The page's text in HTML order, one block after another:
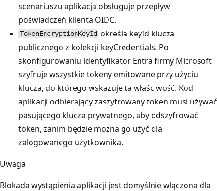
scenariuszu aplikacja obsługuje przepływ
poświadczeń klienta OIDC.
TokenEncryptionKeyId określa keyId klucza
publicznego z kolekcji keyCredentials. Po
skonfigurowaniu identyfikator Entra firmy Microsoft
szyfruje wszystkie tokeny emitowane przy użyciu
klucza, do którego wskazuje ta właściwość. Kod
aplikacji odbierający zaszyfrowany token musi używać
pasującego klucza prywatnego, aby odszyfrować
token, zanim będzie można go użyć dla
zalogowanego użytkownika.
Uwaga
Blokada wystąpienia aplikacji jest domyślnie włączona dla